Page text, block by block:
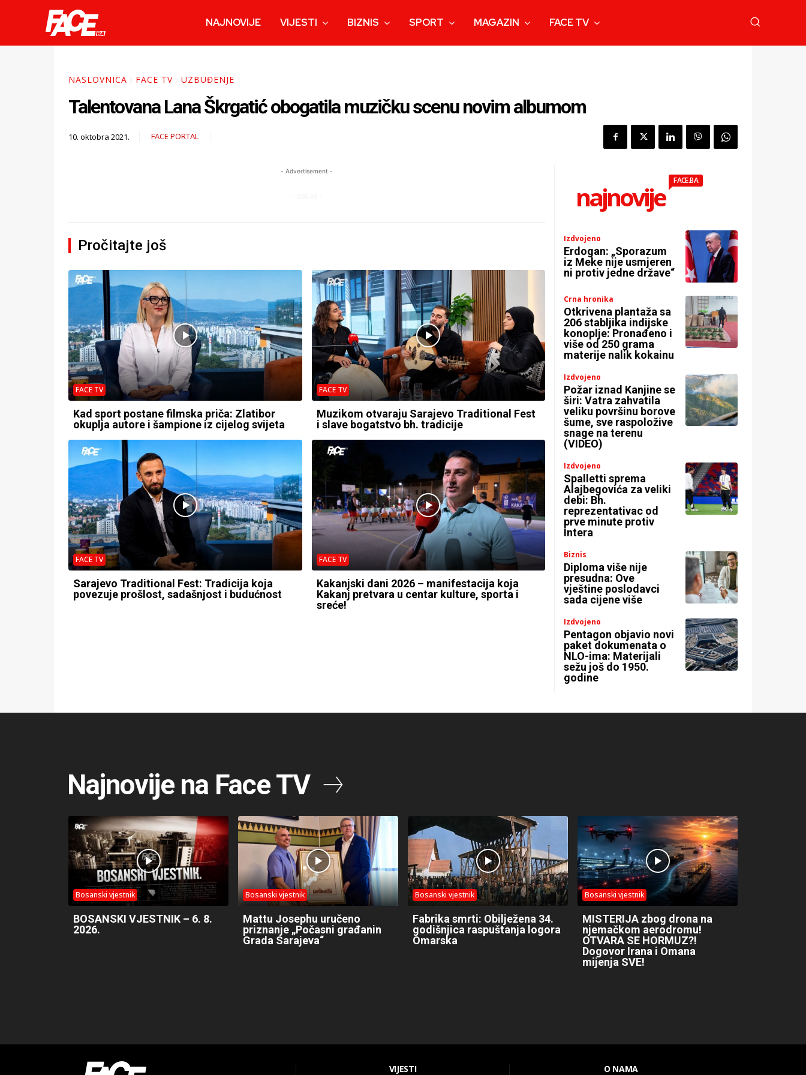
NAJNOVIJE VIJESTI BIZNIS SPORT MAGAZIN FACE TV
NASLOVNICA FACE TV UZBUĐENJE
Talentovana Lana Škrgatić obogatila muzičku scenu novim albumom
10. oktobra 2021. FACE PORTAL
- Advertisement -
Pročitajte još
FACE TV
Kad sport postane filmska priča: Zlatibor
okuplja autore i šampione iz cijelog svijeta
FACE TV
Muzikom otvaraju Sarajevo Traditional Fest
i slave bogatstvo bh. tradicije
FACE TV
Sarajevo Traditional Fest: Tradicija koja
povezuje prošlost, sadašnjost i budućnost
FACE TV
Kakanjski dani 2026 – manifestacija koja
Kakanj pretvara u centar kulture, sporta i
sreće!
najnovije
FACE.BA
Izdvojeno
Erdogan: „Sporazum
iz Meke nije usmjeren
ni protiv jedne države“
Crna hronika
Otkrivena plantaža sa
206 stabljika indijske
konoplje: Pronađeno i
više od 250 grama
materije nalik kokainu
Izdvojeno
Požar iznad Kanjine se
širi: Vatra zahvatila
veliku površinu borove
šume, sve raspoložive
snage na terenu
(VIDEO)
Izdvojeno
Spalletti sprema
Alajbegovića za veliki
debi: Bh.
reprezentativac od
prve minute protiv
Intera
Biznis
Diploma više nije
presudna: Ove
vještine poslodavci
sada cijene više
Izdvojeno
Pentagon objavio novi
paket dokumenata o
NLO-ima: Materijali
sežu još do 1950.
godine
Najnovije na Face TV
Bosanski vjestnik
BOSANSKI VJESTNIK – 6. 8.
2026.
Bosanski vjestnik
Mattu Josephu uručeno
priznanje „Počasni građanin
Grada Sarajeva“
Bosanski vjestnik
Fabrika smrti: Obilježena 34.
godišnjica raspuštanja logora
Omarska
Bosanski vjestnik
MISTERIJA zbog drona na
njemačkom aerodromu!
OTVARA SE HORMUZ?!
Dogovor Irana i Omana
mijenja SVE!
VIJESTI O NAMA